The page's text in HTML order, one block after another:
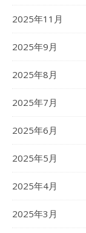
2025年11月
2025年9月
2025年8月
2025年7月
2025年6月
2025年5月
2025年4月
2025年3月